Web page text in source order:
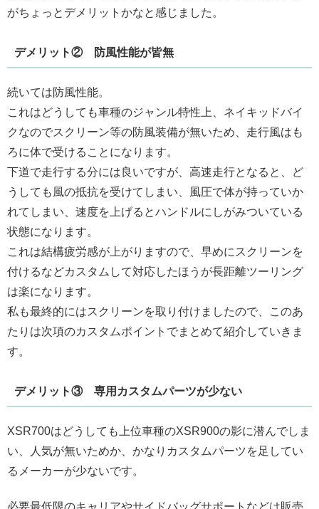
がちょっとデメリットかなと感じました。
デメリット② 防風性能が皆無
続いては防風性能。
これはどうしても車種のジャンル特性上、ネイキッドバイ
クなのでスクリーン等の防風装備が無いため、走行風はも
ろに体で受けることになります。
下道で走行する分には良いですが、高速走行となると、ど
うしても風の抵抗を受けてしまい、風圧で体が持っていか
れてしまい、速度を上げるとハンドルにしがみついている
状態になります。
これは結構疲労感が上がりますので、早めにスクリーンを
付けるなどカスタムして対応したほうが長距離ツーリング
は楽になります。
私も最終的にはスクリーンを取り付けましたので、このあ
たりは次項のカスタムポイントでまとめて紹介していきま
す。
デメリット③ 専用カスタムパーツが少ない
XSR700はどうしても上位車種のXSR900の影に潜んでしま
い、人気が無いためか、かなりカスタムパーツを足してい
るメーカーが少ないです。